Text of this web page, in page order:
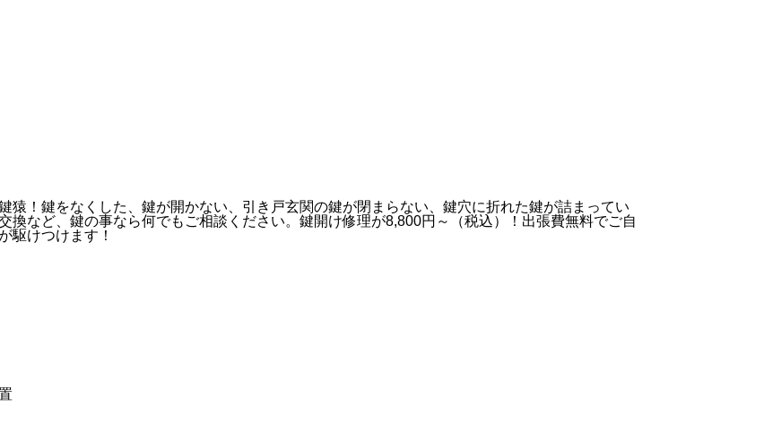
猿！鍵をなくした、鍵が開かない、引き戸玄関の鍵が閉まらない、鍵穴に折れた鍵が詰まってい
換など、鍵の事なら何でもご相談ください。鍵開け修理が8,800円～（税込）！出張費無料でご自
駆けつけます！